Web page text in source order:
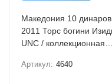
Македония 10 динаров
2011 Торс богини Изиды
UNC / коллекционная
Артикул: 4640